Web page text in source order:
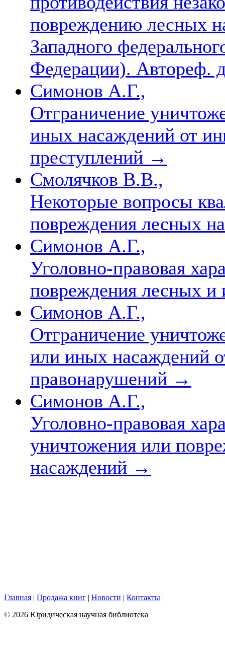
повреждению лесных
Западного
Федерации). Автореф.
Симонов А.Г.,
Отграничение
иных насаждений от
преступлений →
Смолячков В.В.,
Некоторые вопросы
повреждения лесных
Симонов А.Г.,
Уголовно-правовая
повреждения лесных
Симонов А.Г.,
Отграничение
или иных насаждений
правонарушений →
Симонов А.Г.,
Уголовно-правовая
уничтожения или
насаждений →
Главная | Продажа книг | Новости | Контакты |
© 2026 Юридическая научная библиотека